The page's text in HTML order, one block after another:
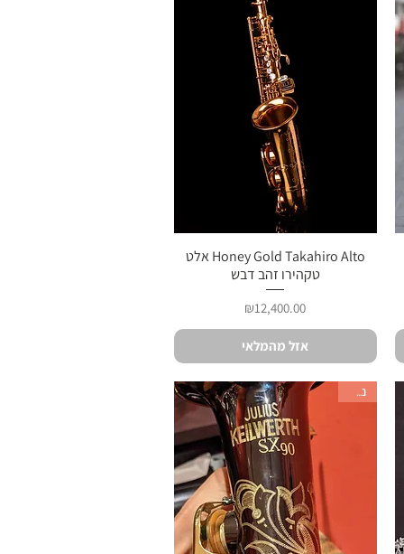
תצוגה מהירה
Honey Gold Takahiro Alto אלט
טקהירו זהב דבש
מחיר
₪12,400.00
אזל מהמלאי
נמכר